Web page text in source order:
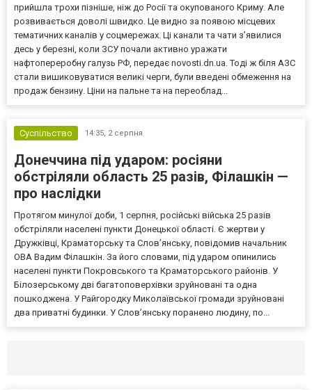
прийшла трохи пізніше, ніж до Росії та окупованого Криму. Але
розвивається доволі швидко. Це видно за появою місцевих
тематичних каналів у соцмережах. Ці канали та чати з’явилися
десь у березні, коли ЗСУ почали активно уражати
нафтопереробну галузь РФ, передає novosti.dn.ua. Тоді ж біля АЗС
стали вишиковуватися великі черги, були введені обмеження на
продаж бензину. Ціни на пальне та на переоблад...
Суспільство 14:35, 2 серпня
Донеччина під ударом: росіяни
обстріляли область 25 разів, Філашкін —
про наслідки
Протягом минулої доби, 1 серпня, російські війська 25 разів
обстріляли населені пункти Донецької області. Є жертви у
Дружківці, Краматорську та Слов’янську, повідомив начальник
ОВА Вадим Філашкін. За його словами, під ударом опинились
населені пункти Покровського та Краматорського районів. У
Білозерському дві багатоповерхівки зруйновані та одна
пошкоджена. У Райгородку Миколаївської громади зруйновані
два приватні будинки. У Слов’янську поранено людину, по...